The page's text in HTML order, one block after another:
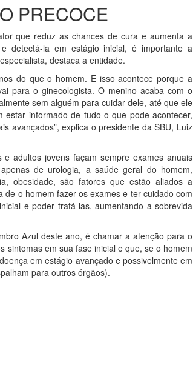
PRECOCE
que reduz as chances de cura e aumenta a
detectá-la em estágio inicial, é importante a
destaca a entidade.
do que o homem. E isso acontece porque a
para o ginecologista. O menino acaba com o
sem alguém para cuidar dele, até que ele
informado de tudo o que pode acontecer,
avançados”, explica o presidente da SBU, Luiz
adultos jovens façam sempre exames anuais
de urologia, a saúde geral do homem,
obesidade, são fatores que estão aliados a
o homem fazer os exames e ter cuidado com
e poder tratá-las, aumentando a sobrevida
Azul deste ano, é chamar a atenção para o
sintomas em sua fase inicial e que, se o homem
em estágio avançado e possivelmente em
para outros órgãos).